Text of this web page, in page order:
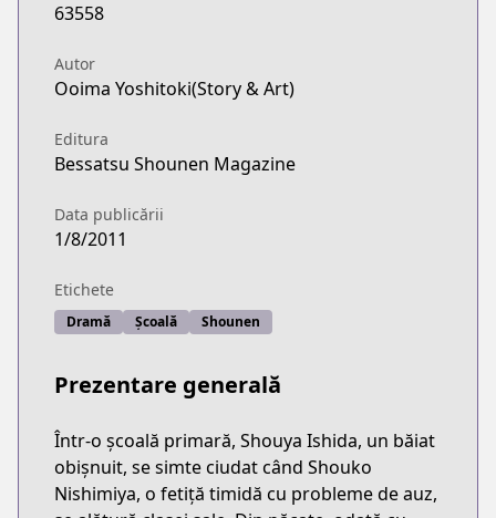
63558
Autor
Ooima Yoshitoki(Story & Art)
Editura
Bessatsu Shounen Magazine
Data publicării
1/8/2011
Etichete
Dramă Școală Shounen
Prezentare generală
Într-o școală primară, Shouya Ishida, un băiat
obișnuit, se simte ciudat când Shouko
Nishimiya, o fetiță timidă cu probleme de auz,